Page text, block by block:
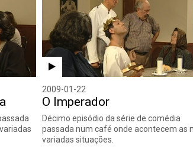
2009-01-22
O Imperador
Décimo episódio da série de comédia
passada num café onde acontecem as
variadas situações.